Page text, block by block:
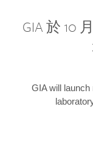
GIA 於 10
GIA will